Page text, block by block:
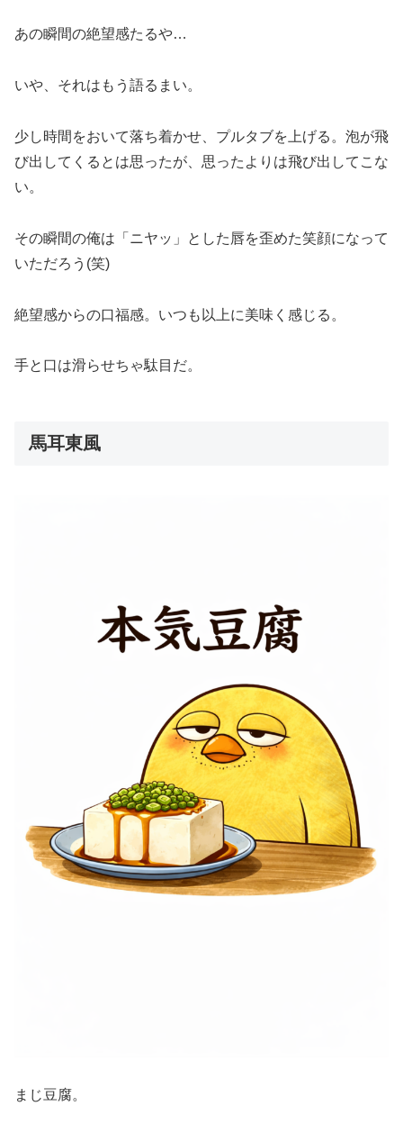
あの瞬間の絶望感たるや…
いや、それはもう語るまい。
少し時間をおいて落ち着かせ、プルタブを上げる。泡が飛
び出してくるとは思ったが、思ったよりは飛び出してこな
い。
その瞬間の俺は「ニヤッ」とした唇を歪めた笑顔になって
いただろう(笑)
絶望感からの口福感。いつも以上に美味く感じる。
手と口は滑らせちゃ駄目だ。
馬耳東風
まじ豆腐。